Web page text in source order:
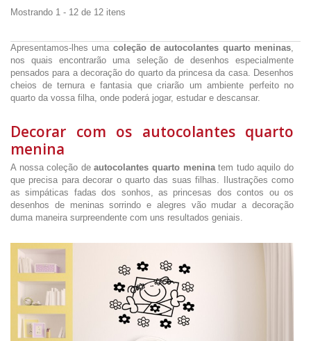
Mostrando 1 - 12 de 12 itens
Apresentamos-lhes uma coleção de autocolantes quarto meninas,
nos quais encontrarão uma seleção de desenhos especialmente
pensados para a decoração do quarto da princesa da casa. Desenhos
cheios de ternura e fantasia que criarão um ambiente perfeito no
quarto da vossa filha, onde poderá jogar, estudar e descansar.
Decorar com os autocolantes quarto
menina
A nossa coleção deautocolantes quarto meninatem tudo aquilo do
que precisa para decorar o quarto das suas filhas. Ilustrações como
as simpáticas fadas dos sonhos, as princesas dos contos ou os
desenhos de meninas sorrindo e alegres vão mudar a decoração
duma maneira surpreendente com uns resultados geniais.